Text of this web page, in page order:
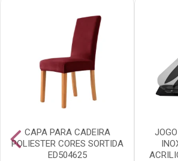
CAPA PARA CADEIRA
POLIESTER CORES SORTIDA
ED504625